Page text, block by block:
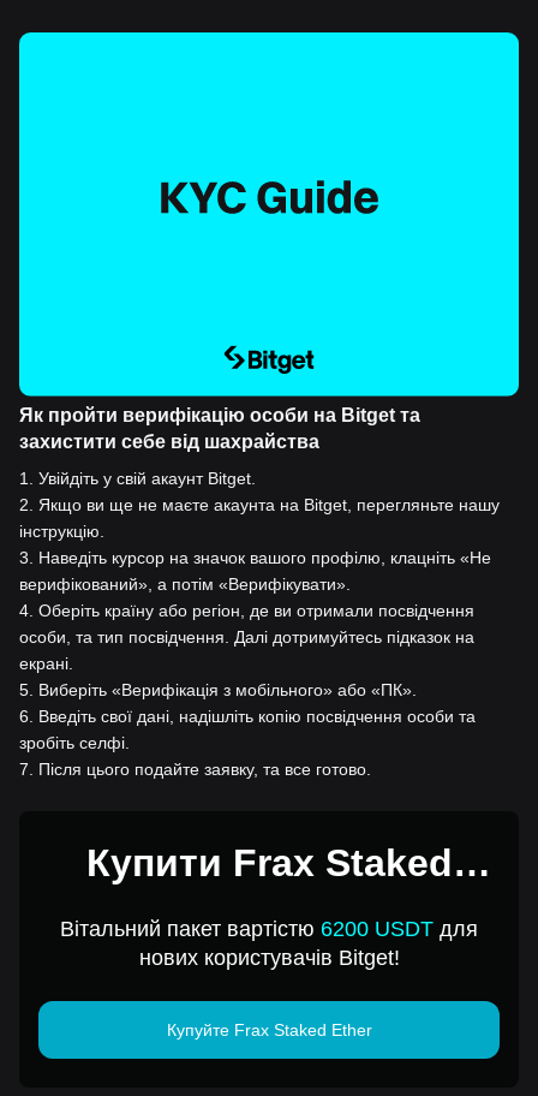
Як пройти верифікацію особи на Bitget та
захистити себе від шахрайства
1
Увійдіть у свій акаунт Bitget.
2
Якщо ви ще не маєте акаунта на Bitget, перегляньте нашу
інструкцію.
3
Наведіть курсор на значок вашого профілю, клацніть «Не
верифікований», а потім «Верифікувати».
4 Оберіть країну або регіон, де ви отримали посвідчення
особи, та тип посвідчення. Далі дотримуйтесь підказок на
екрані.
5 Виберіть «Верифікація з мобільного» або «ПК».
6
Введіть свої дані, надішліть копію посвідчення особи та
зробіть селфі.
7
Після цього подайте заявку, та все готово.
Купити Frax Staked
Ether за 1 USD
Вітальний пакет вартістю 6200 USDT для
нових користувачів Bitget!
Купуйте Frax Staked Ether